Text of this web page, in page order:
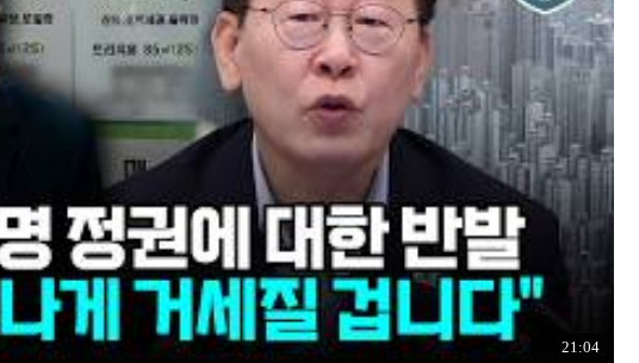
21:04